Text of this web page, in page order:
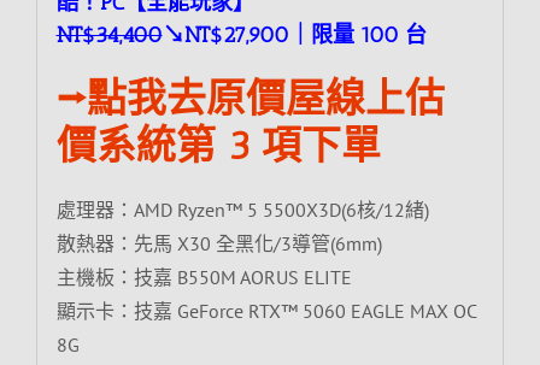
NT$34,400↘NT$27,900｜限量 100 台
⭢點我去原價屋線上估
價系統第 3 項下單
處理器：AMD Ryzen™ 5 5500X3D(6核/12緒)
散熱器：先馬 X30 全黑化/3導管(6mm)
主機板：技嘉 B550M AORUS ELITE
顯示卡：技嘉 GeForce RTX™ 5060 EAGLE MAX OC
8G